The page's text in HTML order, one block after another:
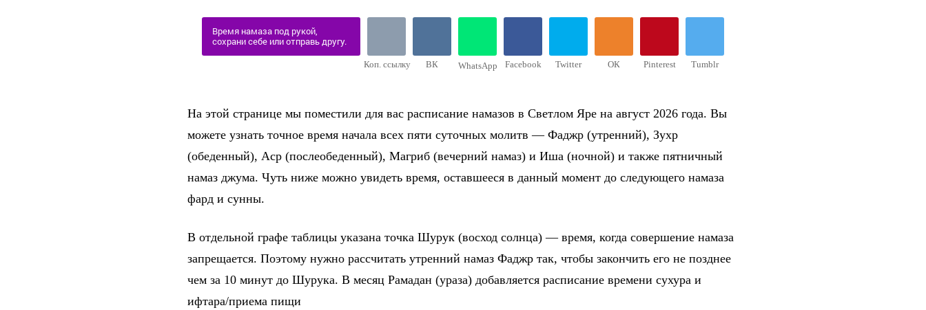
Время намаза под рукой,
сохрани себе или отправь другу.
Коп. ссылку ВК WhatsApp Facebook Twitter ОК Pinterest Tumblr
На этой странице мы поместили для вас расписание намазов в Светлом Яре на август 2026 года. Вы
можете узнать точное время начала всех пяти суточных молитв — Фаджр (утренний), Зухр
(обеденный), Аср (послеобеденный), Магриб (вечерний намаз) и Иша (ночной) и также пятничный
намаз джума. Чуть ниже можно увидеть время, оставшееся в данный момент до следующего намаза
фард и сунны.
В отдельной графе таблицы указана точка Шурук (восход солнца) — время, когда совершение намаза
запрещается. Поэтому нужно рассчитать утренний намаз Фаджр так, чтобы закончить его не позднее
чем за 10 минут до Шурука. В месяц Рамадан (ураза) добавляется расписание времени сухура и
ифтара/приема пищи